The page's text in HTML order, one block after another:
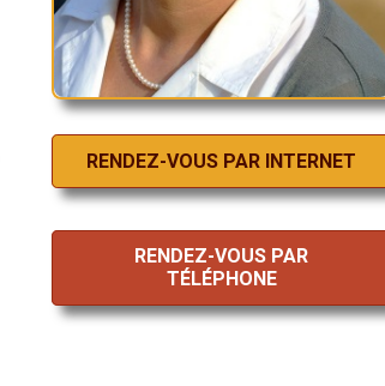
RENDEZ-VOUS PAR INTERNET
RENDEZ-VOUS PAR
TÉLÉPHONE